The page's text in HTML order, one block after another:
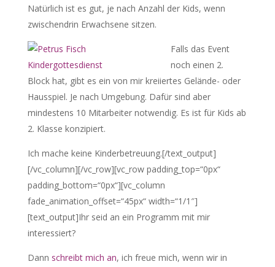
Natürlich ist es gut, je nach Anzahl der Kids, wenn
zwischendrin Erwachsene sitzen.
Falls das Event
noch einen 2.
Block hat, gibt es ein von mir kreiiertes Gelände- oder
Hausspiel. Je nach Umgebung. Dafür sind aber
mindestens 10 Mitarbeiter notwendig. Es ist für Kids ab
2. Klasse konzipiert.
Ich mache keine Kinderbetreuung.[/text_output]
[/vc_column][/vc_row][vc_row padding_top=“0px“
padding_bottom=“0px“][vc_column
fade_animation_offset=“45px“ width=“1/1″]
[text_output]Ihr seid an ein Programm mit mir
interessiert?
Dann schreibt mich an, ich freue mich, wenn wir in